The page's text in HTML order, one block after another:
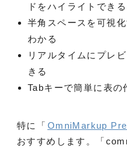
ドをハイライトできる
半角スペースを可視
わかる
リアルタイムにプレ
きる
Tabキーで簡単に表の
特に「 OmniMarkup
おすすめします。「